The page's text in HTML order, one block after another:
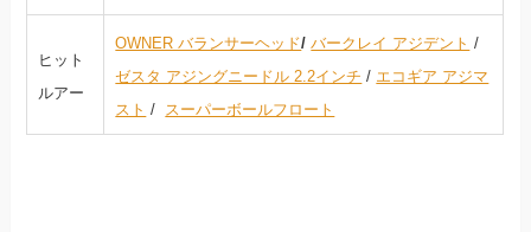
ヒット
ルアー
OWNER バランサーヘッド/バークレイ アジデント /
ゼスタ アジングニードル 2.2インチ / エコギア アジマ
スト / スーパーボールフロート